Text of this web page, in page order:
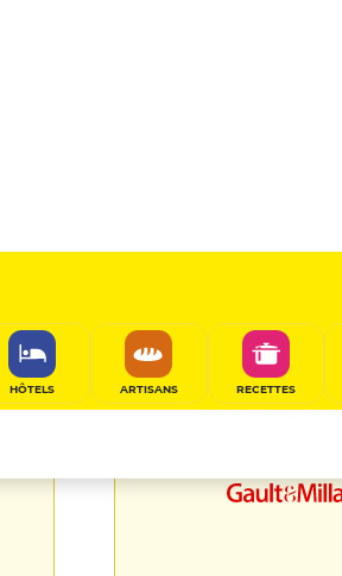
HÔTELS ARTISANS RECETTES